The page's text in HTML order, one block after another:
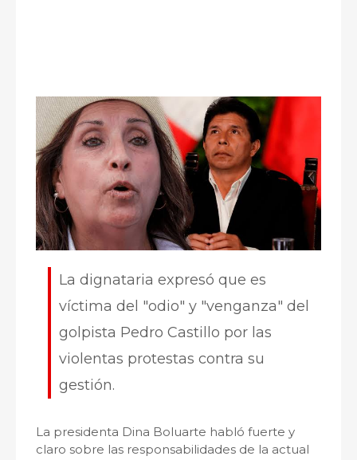
La dignataria expresó que es
víctima del "odio" y "venganza" del
golpista Pedro Castillo por las
violentas protestas contra su
gestión.
La presidenta Dina Boluarte habló fuerte y
claro sobre las responsabilidades de la actual